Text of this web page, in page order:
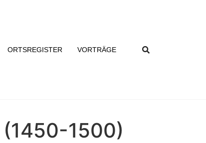
ORTSREGISTER VORTRÄGE
1500)